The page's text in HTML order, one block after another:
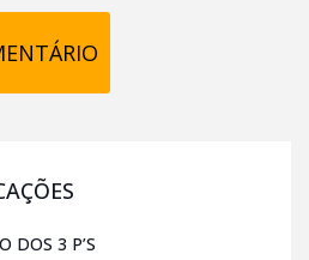
DOS 3 P’S